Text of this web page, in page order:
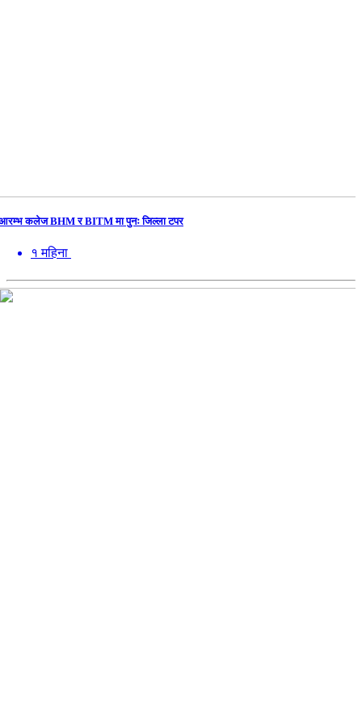
कलेज BHM र BITM मा पुनः जिल्ला टपर
१ महिना